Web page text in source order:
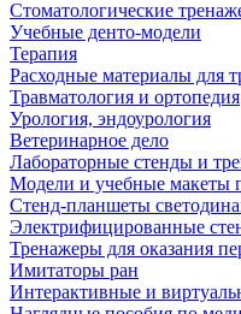
Стоматологические
Учебные денто-модели
Терапия
Расходные материалы для
Травматология и ортопедия
Урология, эндоурология
Ветеринарное дело
Лабораторные стенды и
Модели и учебные макеты
Стенд-планшеты
Электрифицированные
Тренажеры для оказания
Имитаторы ран
Интерактивные и